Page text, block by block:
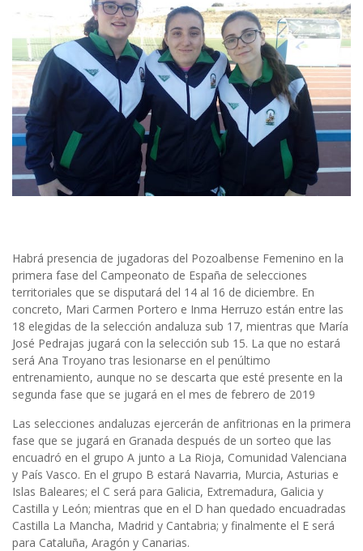
Habrá presencia de jugadoras del Pozoalbense Femenino en la
primera fase del Campeonato de España de selecciones
territoriales que se disputará del 14 al 16 de diciembre. En
concreto, Mari Carmen Portero e Inma Herruzo están entre las
18 elegidas de la selección andaluza sub 17, mientras que María
José Pedrajas jugará con la selección sub 15. La que no estará
será Ana Troyano tras lesionarse en el penúltimo
entrenamiento, aunque no se descarta que esté presente en la
segunda fase que se jugará en el mes de febrero de 2019
Las selecciones andaluzas ejercerán de anfitrionas en la primera
fase que se jugará en Granada después de un sorteo que las
encuadró en el grupo A junto a La Rioja, Comunidad Valenciana
y País Vasco. En el grupo B estará Navarria, Murcia, Asturias e
Islas Baleares; el C será para Galicia, Extremadura, Galicia y
Castilla y León; mientras que en el D han quedado encuadradas
Castilla La Mancha, Madrid y Cantabria; y finalmente el E será
para Cataluña, Aragón y Canarias.